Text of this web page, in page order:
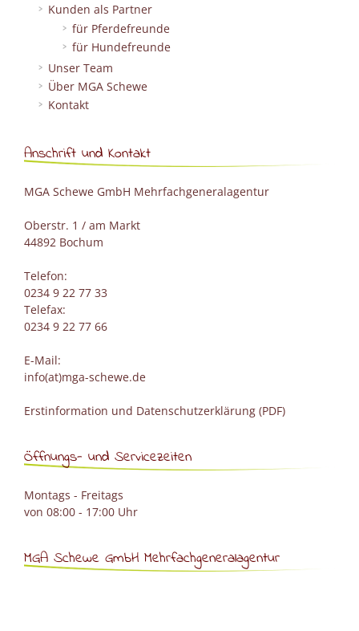
Kunden als Partner
für Pferdefreunde
für Hundefreunde
Unser Team
Über MGA Schewe
Kontakt
Anschrift und Kontakt
MGA Schewe GmbH Mehrfachgeneralagentur
Oberstr. 1 / am Markt
44892 Bochum
Telefon:
0234 9 22 77 33
Telefax:
0234 9 22 77 66
E-Mail:
info(at)mga-schewe.de
Erstinformation und Datenschutzerklärung (PDF)
Öffnungs- und Servicezeiten
Montags - Freitags
von 08:00 - 17:00 Uhr
MGA Schewe GmbH Mehrfachgeneralagentur